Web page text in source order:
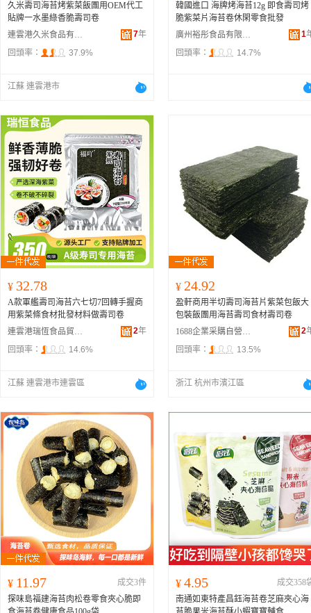
久米壽司海苔烤紫菜飯團用OEM代工
貼牌一水墨綠香脆壽司卷
連雲港久米食品有限公司
7年
回頭率：
37.9%
江蘇 連雲港市
韓國進口 海牌烤海苔12g 即食壽司烤
脆紫菜片海苔卷休閑零食批發
廣州裕彤食品有限公司
1
回頭率：
14.7%
¥ 32.78
A款軍艦壽司海苔六七切7回轉手握商
用紫菜條食材批發材料做壽司卷
連雲港瑞恆食品貿易有限公司
2年
回頭率：
14.6%
江蘇 連雲港市連雲區
¥ 24.92
盈軒商用半切壽司海苔片紫菜包飯大
包裝飯團用海苔壽司食材壽司卷
1688企業采購自營商城
2
回頭率：
13.5%
浙江 杭州市濱江區
¥ 11.97
成交3件
探味島福建海苔肉松卷零食夾心脆即
¥ 4.95
成交358
南通如東特產昌鈺海苔卷芝麻夾心海